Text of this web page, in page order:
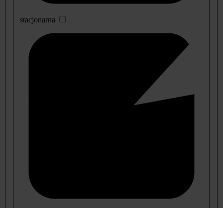
stacjonarna